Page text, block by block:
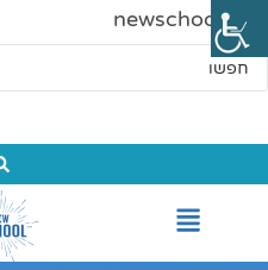
newschool.co.il